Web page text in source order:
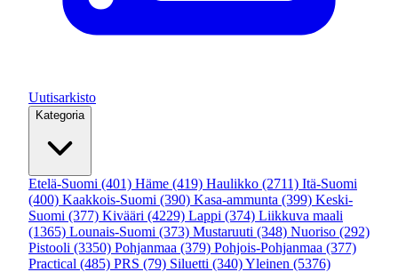
Uutisarkisto
Kategoria
Etelä-Suomi (401) Häme (419) Haulikko (2711) Itä-Suomi
(400) Kaakkois-Suomi (390) Kasa-ammunta (399) Keski-
Suomi (377) Kivääri (4229) Lappi (374) Liikkuva maali
(1365) Lounais-Suomi (373) Mustaruuti (348) Nuoriso (292)
Pistooli (3350) Pohjanmaa (379) Pohjois-Pohjanmaa (377)
Practical (485) PRS (79) Siluetti (340)Yleinen (5376)